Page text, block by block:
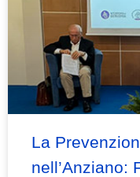
La
nell’Anziano: